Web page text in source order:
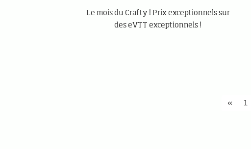
Le mois du Crafty ! Prix exceptionnels sur
des eVTT exceptionnels !
« 1